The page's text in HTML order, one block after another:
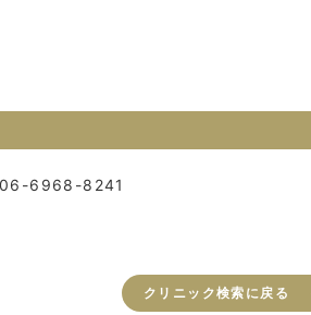
06-6968-8241
クリニック検索に戻る